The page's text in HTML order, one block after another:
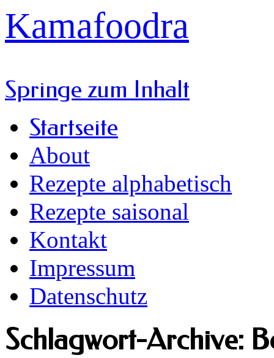
Kamafoodra
Springe zum Inhalt
Startseite
About
Rezepte alphabetisch
Rezepte saisonal
Kontakt
Impressum
Datenschutz
Schlagwort-Archive: